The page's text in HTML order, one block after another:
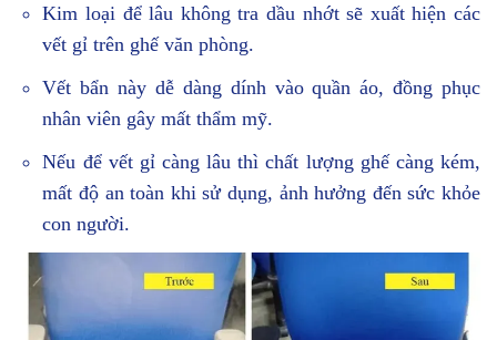
Kim loại để lâu không tra dầu nhớt sẽ xuất hiện các
vết gỉ trên ghế văn phòng.
Vết bẩn này dễ dàng dính vào quần áo, đồng phục
nhân viên gây mất thẩm mỹ.
Nếu để vết gỉ càng lâu thì chất lượng ghế càng kém,
mất độ an toàn khi sử dụng, ảnh hưởng đến sức khỏe
con người.